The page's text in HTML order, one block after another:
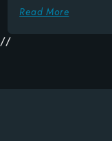
Read More
//